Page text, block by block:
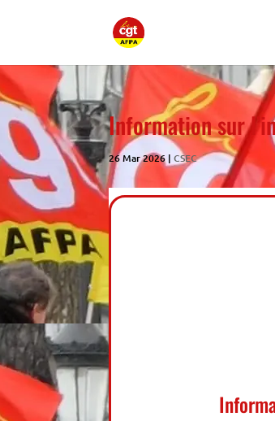
Information sur
26 Mar 2026 |CSEC